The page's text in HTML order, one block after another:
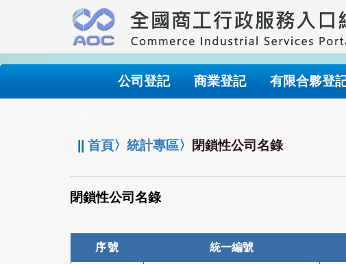
要
內
公司登記 商業登記 有限合夥登
||首頁〉統計專區〉 閉鎖性公司名錄
閉鎖性公司名錄
序號 統一編號